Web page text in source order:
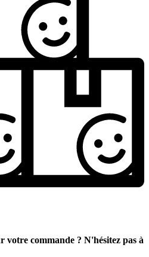
votre commande ? N'hésitez pas à